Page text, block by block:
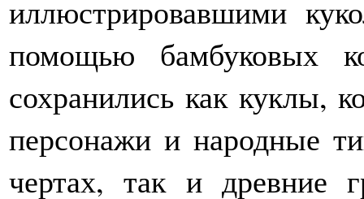
иллюстрировавшими
помощью бамбуковых
сохранились как куклы,
персонажи и народные
чертах, так и древние